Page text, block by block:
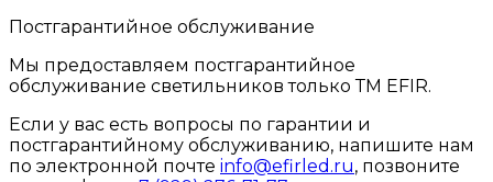
Постгарантийное обслуживание
Мы предоставляем постгарантийное
обслуживание светильников только ТМ EFIR.
Если у вас есть вопросы по гарантии и
постгарантийному обслуживанию, напишите нам
по электронной почте info@efirled.ru, позвоните